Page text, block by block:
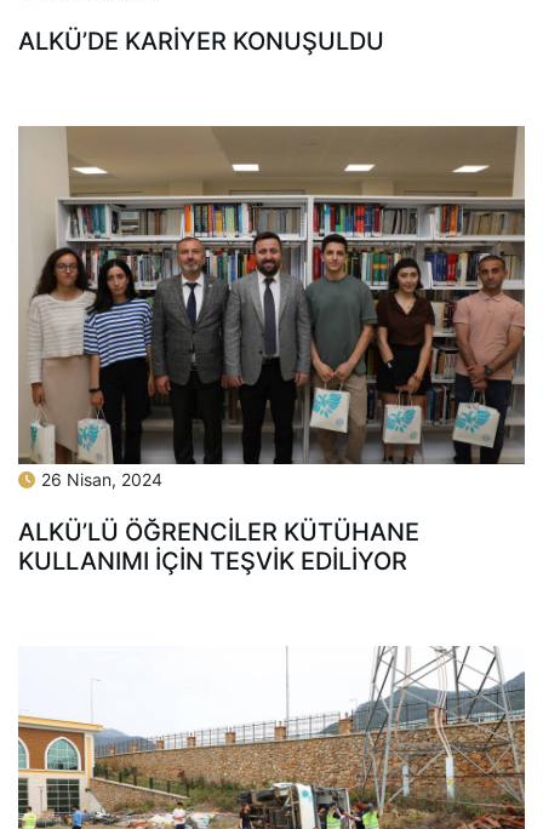
ALKÜ’DE KARİYER KONUŞULDU
26 Nisan, 2024
ALKÜ’LÜ ÖĞRENCİLER KÜTÜHANE
KULLANIMI İÇİN TEŞVİK EDİLİYOR